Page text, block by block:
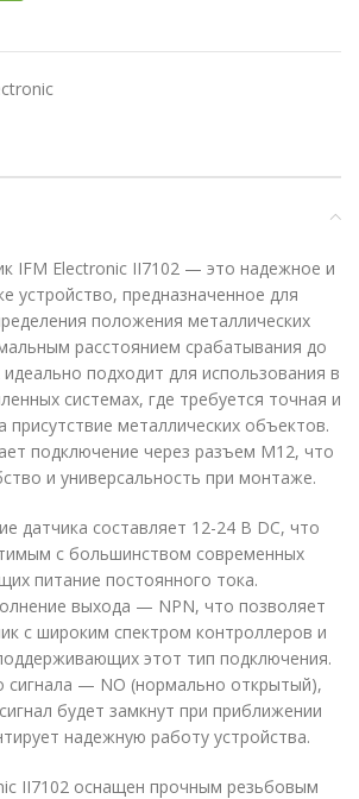
IFM Electronic II7102 — это надежное и
устройство, предназначенное для
положения металлических
расстоянием срабатывания до
подходит для использования в
системах, где требуется точная и
присутствие металлических объектов.
подключение через разъем M12, что
и универсальность при монтаже.
датчика составляет 12-24 В DC, что
с большинством современных
питание постоянного тока.
выхода — NPN, что позволяет
с широким спектром контроллеров и
этот тип подключения.
сигнала — NO (нормально открытый),
будет замкнут при приближении
надежную работу устройства.
II7102 оснащен прочным резьбовым